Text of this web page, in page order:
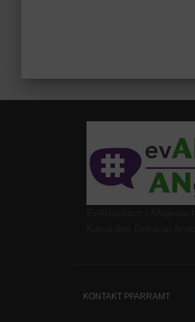
KONTAKT PFARRAMT